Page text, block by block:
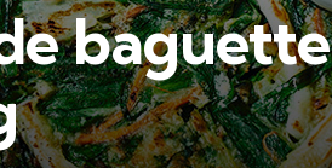
baguette